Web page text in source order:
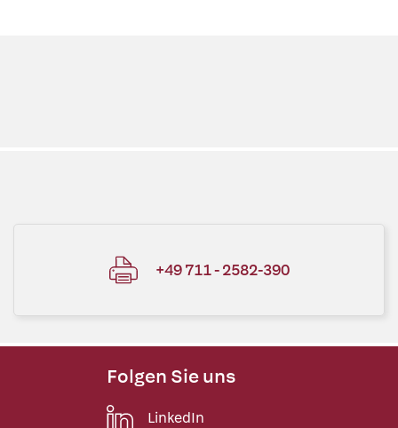
+49 711 - 2582-390
Folgen Sie uns
LinkedIn